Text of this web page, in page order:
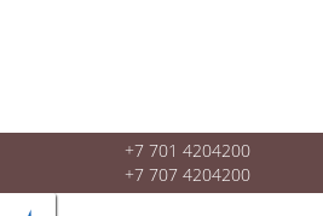
+7 701 4204200
+7 707 4204200